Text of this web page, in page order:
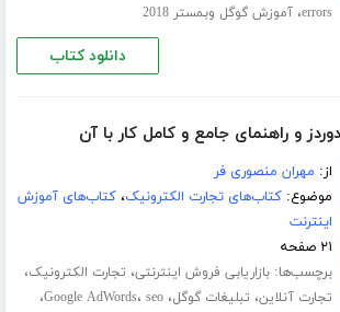
errors،آموزش گوگل وبمستر 2018
دانلود کتاب
و راهنمای جامع و کامل کار با آن
از: مهران منصوری فر
موضوع:کتاب‌های تجارت الکترونیک،کتاب‌های آموزش
اینترنت
۲۱ صفحه
برچسب‌ها:بازاریابی فروش اینترنتی، تجارت الکترونیک،
تجارت آنلاین، تبلیغات گوگل، Google AdWords، seo ،